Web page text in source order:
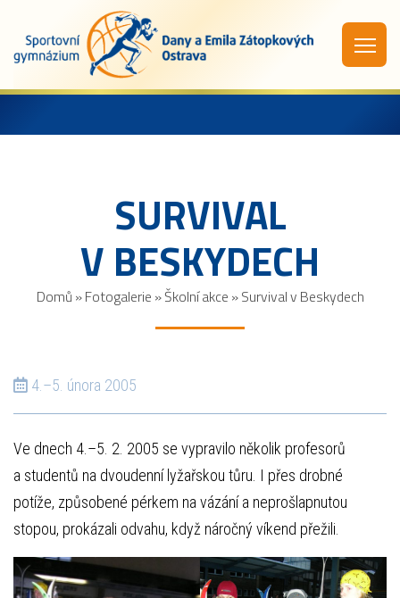
SURVIVAL
V BESKYDECH
Domů »Fotogalerie »Školní akce »Survival v Beskydech
4.–5. února 2005
Ve dnech 4.–5. 2. 2005 se vypravilo několik profesorů
a studentů na dvoudenní lyžařskou tůru. I přes drobné
potíže, způsobené pérkem na vázání a neprošlapnutou
stopou, prokázali odvahu, když náročný víkend přežili.